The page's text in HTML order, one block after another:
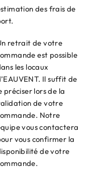
des frais de
retrait de votre
est possible
les locaux
Il suffit de
préciser lors de la
de votre
Notre
vous contactera
vous confirmer la
de votre